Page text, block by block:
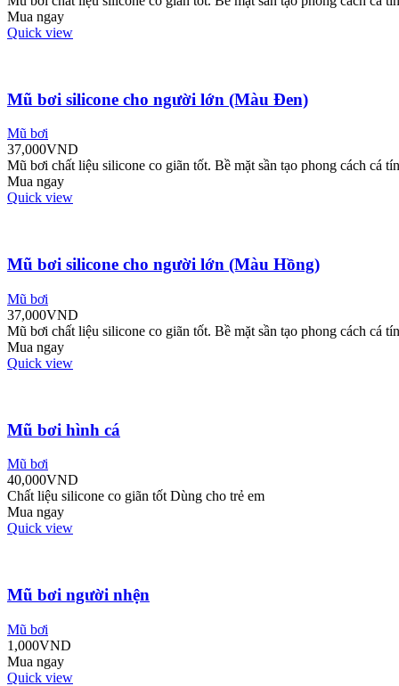
Mua ngay
Quick view
Mũ bơi silicone cho người lớn (Màu Đen)
Mũ bơi
37,000VND
Mũ bơi chất liệu silicone co giãn tốt. Bề mặt sần tạo phong cách cá
Mua ngay
Quick view
Mũ bơi silicone cho người lớn (Màu Hồng)
Mũ bơi
37,000VND
Mũ bơi chất liệu silicone co giãn tốt. Bề mặt sần tạo phong cách cá
Mua ngay
Quick view
Mũ bơi hình cá
Mũ bơi
40,000VND
Chất liệu silicone co giãn tốt Dùng cho trẻ em
Mua ngay
Quick view
Mũ bơi người nhện
Mũ bơi
1,000VND
Mua ngay
Quick view